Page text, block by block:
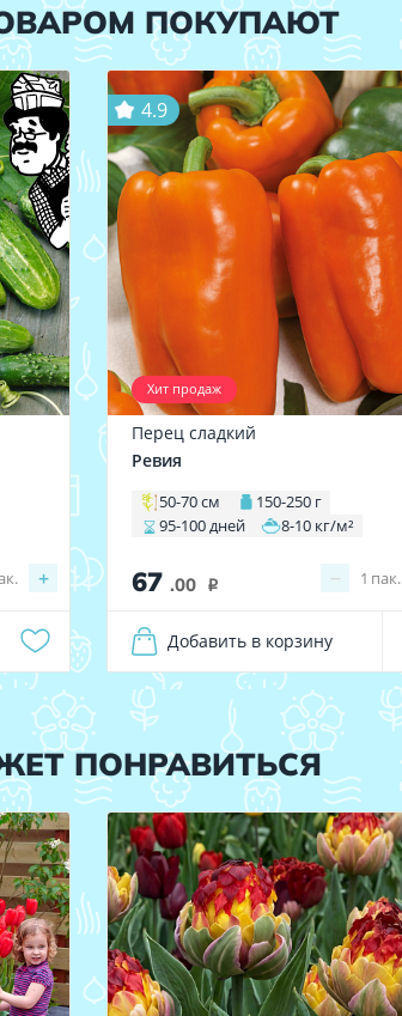
ПОКУПАЮТ
+
Хит продаж
4.9
Перец сладкий
Ревия
50-70 см
150-250 г
95-100 дней
8-10 кг/м²
67 .00 i − 1 пак.
Добавить в корзину
ПОНРАВИТЬСЯ